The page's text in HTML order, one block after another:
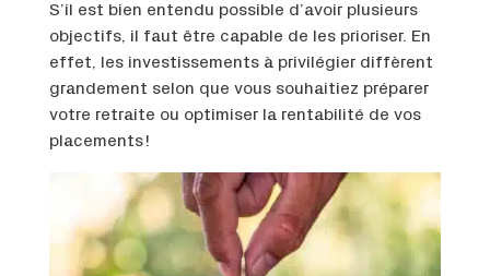
S’il est bien entendu possible d’avoir plusieurs
objectifs, il faut être capable de les prioriser. En
effet, les investissements à privilégier diffèrent
grandement selon que vous souhaitiez préparer
votre retraite ou optimiser la rentabilité de vos
placements !